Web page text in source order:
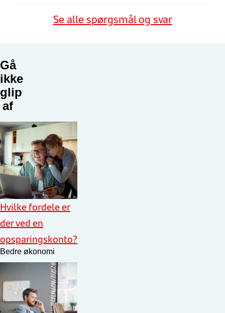
Se alle spørgsmål og svar
Gå
ikke
glip
af
Hvilke fordele er
der ved en
opsparingskonto?
Bedre økonomi